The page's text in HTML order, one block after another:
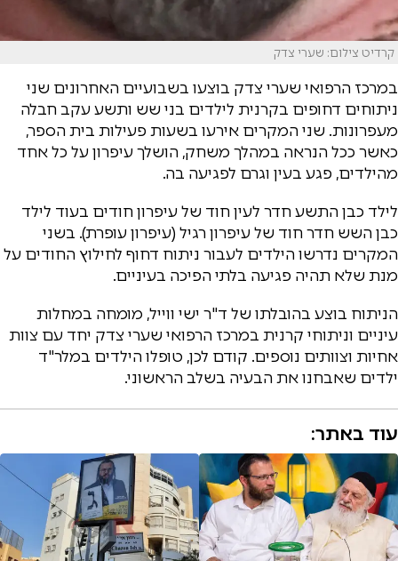
קרדיט צילום: שערי צדק
במרכז הרפואי שערי צדק בוצעו בשבועיים האחרונים שני
ניתוחים דחופים בקרנית לילדים בני שש ותשע עקב חבלה
מעפרונות. שני המקרים אירעו בשעות פעילות בית הספר,
כאשר ככל הנראה במהלך משחק, הושלך עיפרון על כל אחד
מהילדים, פגע בעין וגרם לפגיעה בה.
לילד כבן התשע חדר לעין חוד של עיפרון חודים בעוד לילד
כבן השש חדר חוד של עיפרון רגיל (עיפרון עופרת). בשני
המקרים נדרשו הילדים לעבור ניתוח דחוף לחילוץ החודים על
מנת שלא תהיה פגיעה בלתי הפיכה בעיניים.
הניתוח בוצע בהובלתו של ד"ר ישי ווייל, מומחה במחלות
עיניים וניתוחי קרנית במרכז הרפואי שערי צדק יחד עם צוות
אחיות וצוותים נוספים. קודם לכן, טופלו הילדים במלר"ד
ילדים שאבחנו את הבעיה בשלב הראשוני.
עוד באתר: